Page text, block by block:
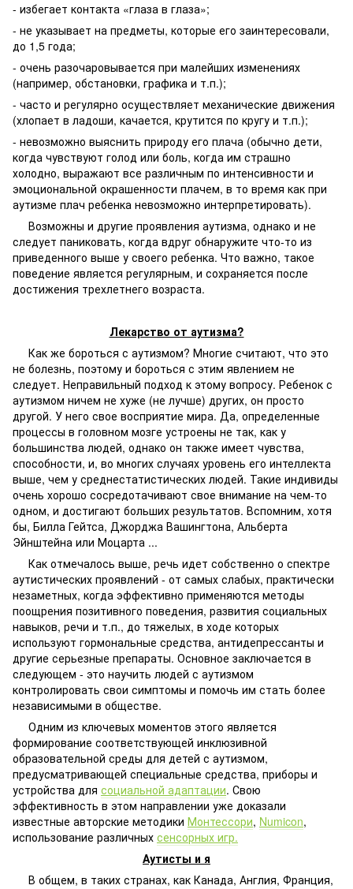
- избегает контакта «глаза в глаза»;
- не указывает на предметы, которые его заинтересовали,
до 1,5 года;
- очень разочаровывается при малейших изменениях
(например, обстановки, графика и т.п.);
- часто и регулярно осуществляет механические движения
(хлопает в ладоши, качается, крутится по кругу и т.п.);
- невозможно выяснить природу его плача (обычно дети,
когда чувствуют голод или боль, когда им страшно
холодно, выражают все различным по интенсивности и
эмоциональной окрашенности плачем, в то время как при
аутизме плач ребенка невозможно интерпретировать).
Возможны и другие проявления аутизма, однако и не
следует паниковать, когда вдруг обнаружите что-то из
приведенного выше у своего ребенка. Что важно, такое
поведение является регулярным, и сохраняется после
достижения трехлетнего возраста.
Лекарство от аутизма?
Как же бороться с аутизмом? Многие считают, что это
не болезнь, поэтому и бороться с этим явлением не
следует. Неправильный подход к этому вопросу. Ребенок с
аутизмом ничем не хуже (не лучше) других, он просто
другой. У него свое восприятие мира. Да, определенные
процессы в головном мозге устроены не так, как у
большинства людей, однако он также имеет чувства,
способности, и, во многих случаях уровень его интеллекта
выше, чем у среднестатистических людей. Такие индивиды
очень хорошо сосредотачивают свое внимание на чем-то
одном, и достигают больших результатов. Вспомним, хотя
бы, Билла Гейтса, Джорджа Вашингтона, Альберта
Эйнштейна или Моцарта ...
Как отмечалось выше, речь идет собственно о спектре
аутистических проявлений - от самых слабых, практически
незаметных, когда эффективно применяются методы
поощрения позитивного поведения, развития социальных
навыков, речи и т.п., до тяжелых, в ходе которых
используют гормональные средства, антидепрессанты и
другие серьезные препараты. Основное заключается в
следующем - это научить людей с аутизмом
контролировать свои симптомы и помочь им стать более
независимыми в обществе.
Одним из ключевых моментов этого является
формирование соответствующей инклюзивной
образовательной среды для детей с аутизмом,
предусматривающей специальные средства, приборы и
устройства для социальной адаптации. Свою
эффективность в этом направлении уже доказали
известные авторские методики Монтессори, Numicon,
использование различных сенсорных игр.
Аутисты и я
В общем, в таких странах, как Канада, Англия, Франция,